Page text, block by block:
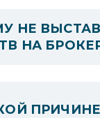
НЕ
НА